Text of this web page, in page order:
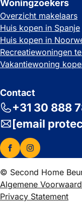
Woningzoekers
Overzicht makelaars
Huis kopen in Spanje
Huis kopen in
Recreatiewoningen
Vakantiewoning
Contact
+31 30 888
[email
© Second Home
Algemene
Privacy Statement